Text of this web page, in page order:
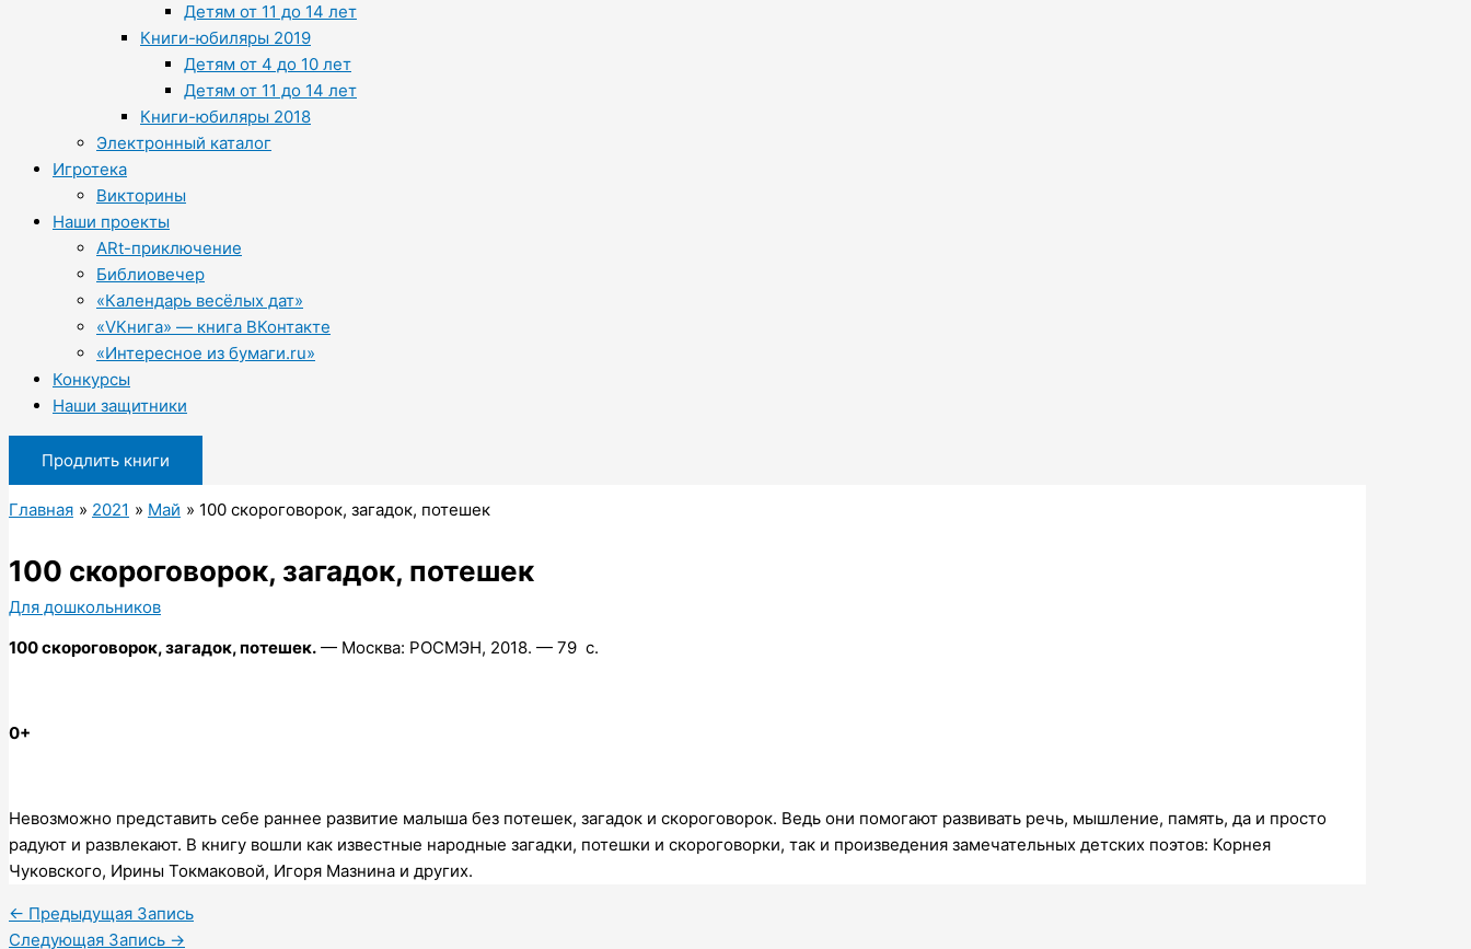
Детям от 11 до 14 лет
Книги-юбиляры 2019
Детям от 4 до 10 лет
Детям от 11 до 14 лет
Книги-юбиляры 2018
Электронный каталог
Игротека
Викторины
Наши проекты
ARt-приключение
Библиовечер
«Календарь весёлых дат»
«VКнига» — книга ВКонтакте
«Интересное из бумаги.ru»
Конкурсы
Наши защитники
Продлить книги
Главная 2021 Май 100 скороговорок, загадок, потешек
100 скороговорок, загадок, потешек
Для дошкольников
100 скороговорок, загадок,потешек. — Москва: РОСМЭН, 2018. — 79 с.
0+
Невозможно представить себе раннее развитие малыша без потешек, загадок и скороговорок. Ведь они помогают развивать речь, мышление, память, да и просто
радуют и развлекают. В книгу вошли как известные народные загадки, потешки и скороговорки, так и произведения замечательных детских поэтов: Корнея
Чуковского, Ирины Токмаковой, Игоря Мазнина и других.
← Предыдущая Запись
Следующая Запись →